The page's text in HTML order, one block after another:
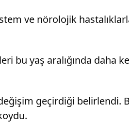
ve nörolojik
bu yaş aralığında daha
geçirdiği belirlendi.